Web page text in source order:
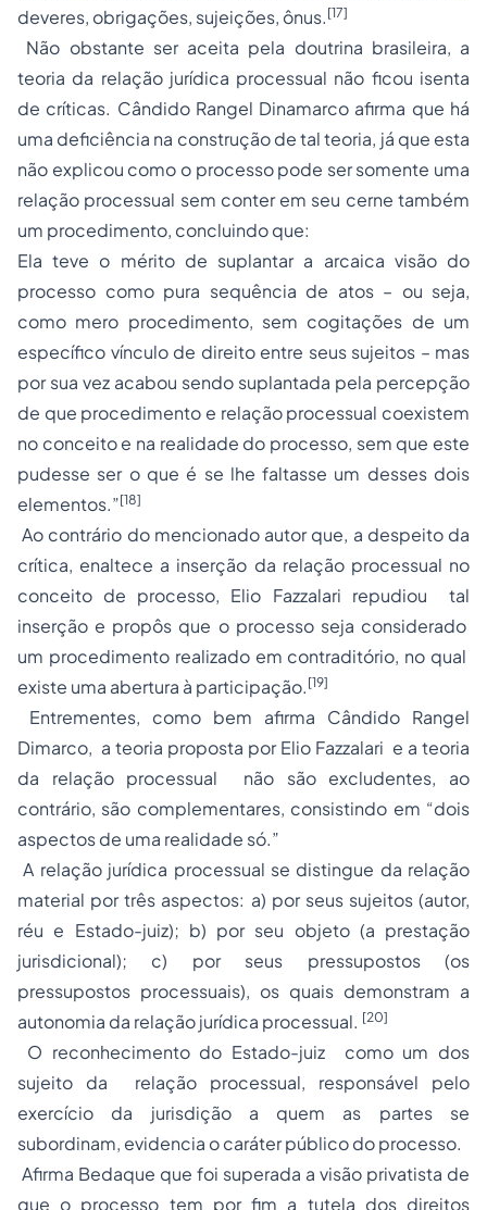
deveres, obrigações, sujeições, ônus. [17]
Não obstante ser aceita pela doutrina brasileira, a
teoria da relação jurídica processual não ficou isenta
de críticas. Cândido Rangel Dinamarco afirma que há
uma deficiência na construção de tal teoria, já que esta
não explicou como o processo pode ser somente uma
relação processual sem conter em seu cerne também
um procedimento, concluindo que:
Ela teve o mérito de suplantar a arcaica visão do
processo como pura sequência de atos – ou seja,
como mero procedimento, sem cogitações de um
específico vínculo de direito entre seus sujeitos – mas
por sua vez acabou sendo suplantada pela percepção
de que procedimento e relação processual coexistem
no conceito e na realidade do processo, sem que este
pudesse ser o que é se lhe faltasse um desses dois
elementos.”[18]
Ao contrário do mencionado autor que, a despeito da
crítica, enaltece a inserção da relação processual no
conceito de processo, Elio Fazzalari repudiou tal
inserção e propôs que o processo seja considerado
um procedimento realizado em contraditório, no qual
existe uma abertura à participação. [19]
Entrementes, como bem afirma Cândido Rangel
Dimarco, a teoria proposta por Elio Fazzalari e a teoria
da relação processual não são excludentes, ao
contrário, são complementares, consistindo em “dois
aspectos de uma realidade só.”
A relação jurídica processual se distingue da relação
material por três aspectos: a) por seus sujeitos (autor,
réu e Estado-juiz); b) por seu objeto (a prestação
jurisdicional); c) por seus pressupostos (os
pressupostos processuais), os quais demonstram a
autonomia da relação jurídica processual. [20]
O reconhecimento do Estado-juiz como um dos
sujeito da relação processual, responsável pelo
exercício da jurisdição a quem as partes se
subordinam, evidencia o caráter público do processo.
Afirma Bedaque que foi superada a visão privatista de
que o processo tem por fim a tutela dos direitos